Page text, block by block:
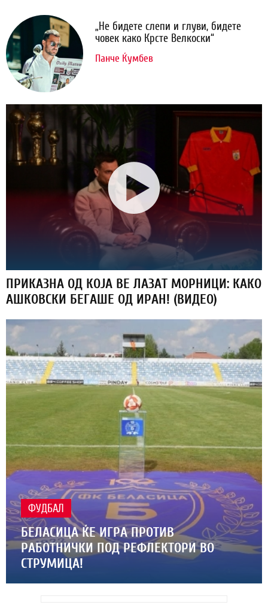
„Не бидете слепи и глуви, бидете
човек како Крсте Велкоски“
Панче Ќумбев
ПРИКАЗНА ОД КОЈА ВЕ ЛАЗАТ МОРНИЦИ: КАКО
АШКОВСКИ БЕГАШЕ ОД ИРАН! (ВИДЕО)
ФУДБАЛ
БЕЛАСИЦА ЌЕ ИГРА ПРОТИВ
РАБОТНИЧКИ ПОД РЕФЛЕКТОРИ ВО
СТРУМИЦА!